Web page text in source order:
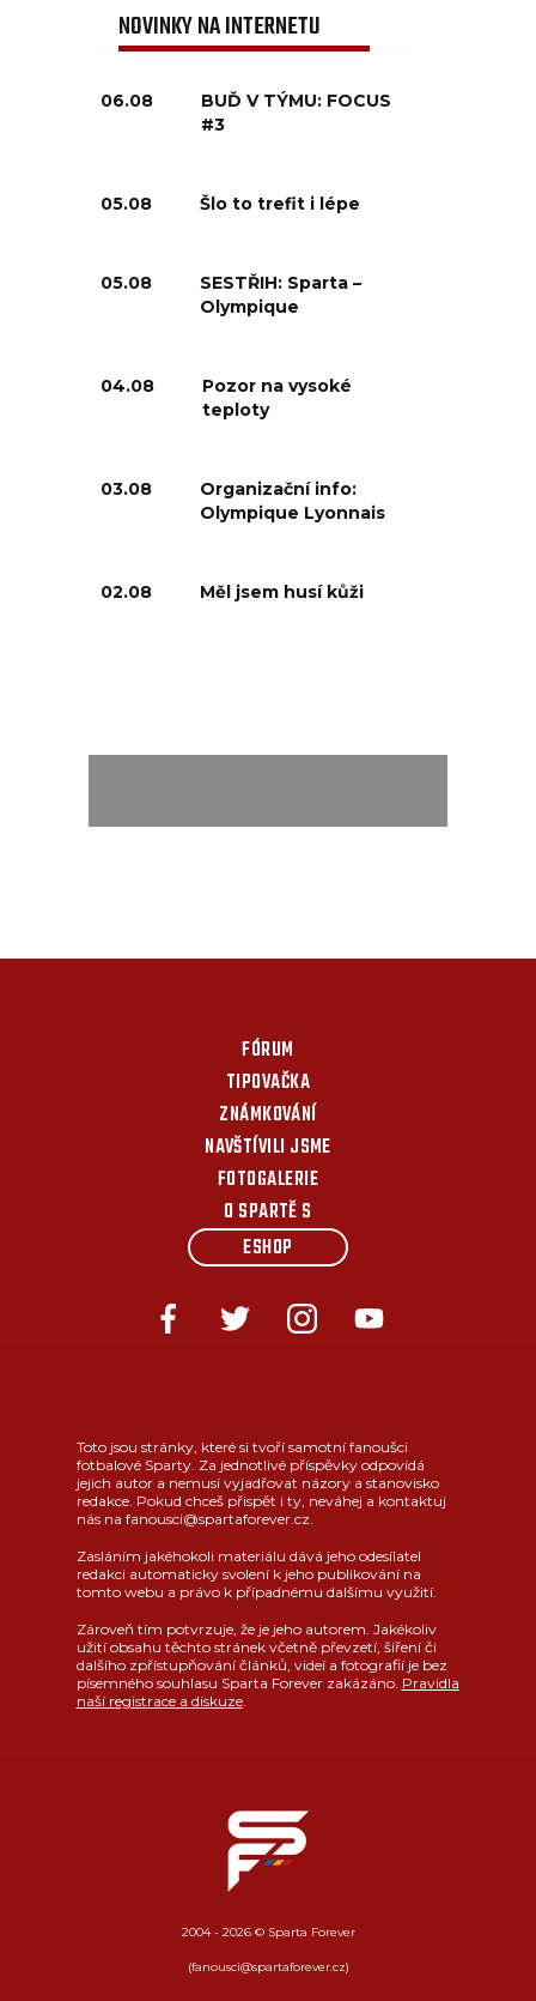
NOVINKY NA INTERNETU
06.08
BUĎ V TÝMU: FOCUS
#3
05.08 Šlo to trefit i lépe
05.08
SESTŘIH: Sparta –
Olympique
04.08
Pozor na vysoké
teploty
03.08
Organizační info:
Olympique Lyonnais
02.08 Měl jsem husí kůži
FÓRUM
TIPOVAČKA
ZNÁMKOVÁNÍ
NAVŠTÍVILI JSME
FOTOGALERIE
O SPARTĚ S
ESHOP
Toto jsou stránky, které si tvoří samotní fanoušci
fotbalové Sparty. Za jednotlivé příspěvky odpovídá
jejich autor a nemusí vyjadřovat názory a stanovisko
redakce. Pokud chceš přispět i ty, neváhej a kontaktuj
nás na fanousci@spartaforever.cz.
Zasláním jakéhokoli materiálu dává jeho odesílatel
redakci automaticky svolení k jeho publikování na
tomto webu a právo k případnému dalšímu využití.
Zároveň tím potvrzuje, že je jeho autorem. Jakékoliv
užití obsahu těchto stránek včetně převzetí, šíření či
dalšího zpřístupňování článků, videí a fotografií je bez
písemného souhlasu Sparta Forever zakázáno. Pravidla
naší registrace a diskuze.
2004 - 2026 © Sparta Forever
(fanousci@spartaforever.cz)